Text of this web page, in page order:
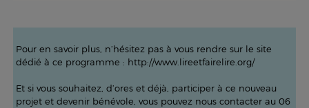
Pour en savoir plus, n’hésitez pas à vous rendre sur le site
dédié à ce programme : http://www.lireetfairelire.org/
Et si vous souhaitez, d’ores et déjà, participer à ce nouveau
projet et devenir bénévole, vous pouvez nous contacter au 06